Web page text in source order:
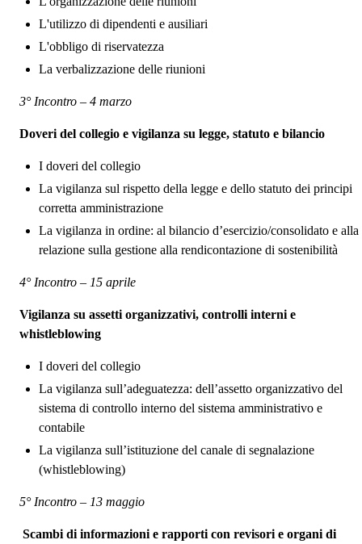
L'utilizzo di dipendenti e ausiliari
L'obbligo di riservatezza
La verbalizzazione delle riunioni
3° Incontro – 4 marzo
Doveri del collegio e vigilanza su legge, statuto e bilancio
I doveri del collegio
La vigilanza sul rispetto della legge e dello statuto dei principi
corretta amministrazione
La vigilanza in ordine: al bilancio d’esercizio/consolidato e alla
relazione sulla gestione alla rendicontazione di sostenibilità
4° Incontro – 15 aprile
Vigilanza su assetti organizzativi, controlli interni e
whistleblowing
I doveri del collegio
La vigilanza sull’adeguatezza: dell’assetto organizzativo del
sistema di controllo interno del sistema amministrativo e
contabile
La vigilanza sull’istituzione del canale di segnalazione
(whistleblowing)
5° Incontro – 13 maggio
Scambi di informazioni e rapporti con revisori e organi di